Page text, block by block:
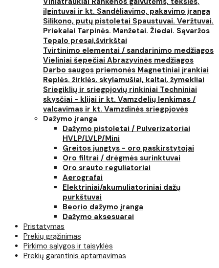
ilgintuvai ir kt. Sandėliavimo, pakavimo įranga
Silikono, putų pistoletai Spaustuvai. Veržtuvai.
Priekalai Tarpinės. Manžetai. Žiedai. Sąvaržos
Tepalo presai,švirkštai
Tvirtinimo elementai / sandarinimo medžiagos
Vieliniai šepečiai Abrazyvinės medžiagos
Darbo saugos priemonės Magnetiniai įrankiai
Replės. žirklės, skylamušiai, kaltai, žymekliai
Sriegiklių ir sriegpjovių rinkiniai Techniniai
skysčiai - klijai ir kt. Vamzdelių lenkimas /
valcavimas ir kt. Vamzdinės sriegpjovės
Dažymo įranga
Dažymo pistoletai / Pulverizatoriai
HVLP/LVLP/Mini
Greitos jungtys - oro paskirstytojai
Oro filtrai / drėgmės surinktuvai
Oro srauto reguliatoriai
Aerografai
Elektriniai/akumuliatoriniai dažų
purkštuvai
Beorio dažymo įranga
Dažymo aksesuarai
Pristatymas
Prekių grąžinimas
Pirkimo sąlygos ir taisyklės
Prekių garantinis aptarnavimas